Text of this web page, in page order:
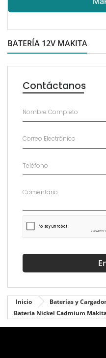
Inicio
Baterías y
Batería Nickel Cadmium
BATERÍA 12V MAKITA
Contáctanos